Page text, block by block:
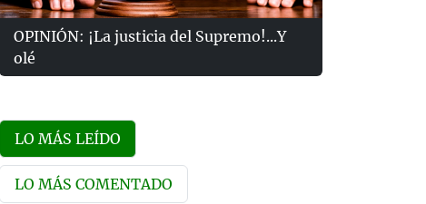
OPINIÓN: ¡La justicia del Supremo!...Y
olé
LO MÁS LEÍDO
LO MÁS COMENTADO